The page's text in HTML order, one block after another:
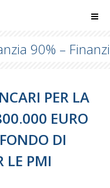
90% –
PER LA
EURO
DI
LE PMI